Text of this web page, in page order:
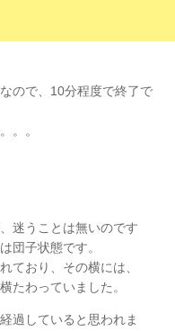
ので、10分程度で終了で
。。
迷うことは無いのです
団子状態です。
ており、その横には、
たわっていました。
過していると思われま